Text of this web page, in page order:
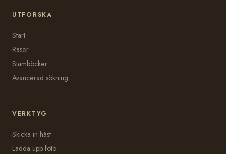
UTFORSKA
Start
Raser
Stamböcker
Avancerad sökning
VERKTYG
Skicka in häst
Ladda upp foto